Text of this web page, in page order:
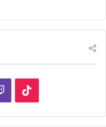
Twitch